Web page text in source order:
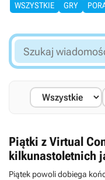
WSZYSTKIE GRY
Szukaj
wiadomości...
Piątki z Virtual
kilkunastoletnich
Piątek powoli dobiega